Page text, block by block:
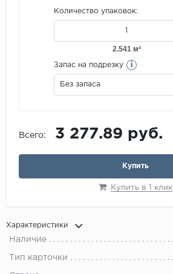
Количество упаковок:
Запас на подрезку i
Без запаса
Всего: 3 277.89 руб.
Купить
Купить в 1 клик
Характеристики
Наличие
Тип карточки